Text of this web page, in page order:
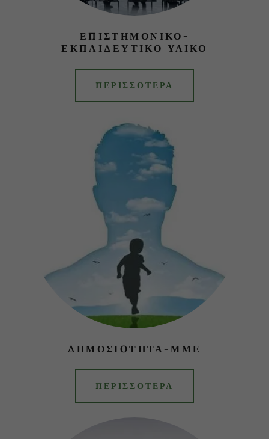
ΕΠΙΣΤΗΜΟΝΙΚΟ-
ΕΚΠΑΙΔΕΥΤΙΚΟ ΥΛΙΚΟ
ΠΕΡΙΣΣΟΤΕΡΑ
ΔΗΜΟΣΙOΤΗΤΑ-ΜΜΕ
ΠΕΡΙΣΣΟΤΕΡΑ